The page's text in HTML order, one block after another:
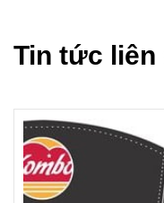
Tin tức liên